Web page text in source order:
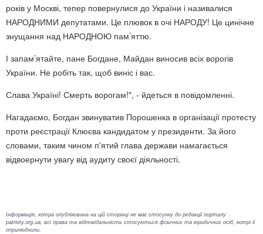
років у Москві, тепер повернулися до України і називалися
НАРОДНИМИ депутатами. Це плювок в очі НАРОДУ! Це цинічне
знущання над НАРОДНОЮ пам’яттю.
І запам’ятайте, пане Богдане, Майдан виносив всіх ворогів
України. Не робіть так, щоб виніс і вас.
Слава Україні! Смерть ворогам!", - йдеться в повідомленні.
Нагадаємо, Богдан звинуватив Порошенка в організації протесту
проти реєстрації Клюєва кандидатом у президенти. За його
словами, таким чином п'ятий глава держави намагається
відвоернути увагу від аудиту своєї діяльності.
Інформація, котра опублікована на цій сторінці не має стосунку до редакції порталу
patrioty.org.ua, всі права та відповідальність стосуються фізичних та юридичних осіб, котрі її
оприлюднили.